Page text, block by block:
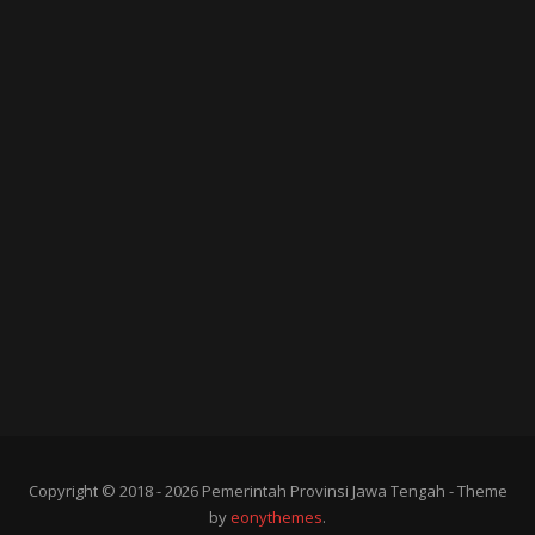
Copyright © 2018 - 2026 Pemerintah Provinsi Jawa Tengah - Theme
by eonythemes.